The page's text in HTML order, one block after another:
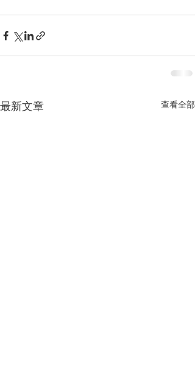
最新文章 查看全部